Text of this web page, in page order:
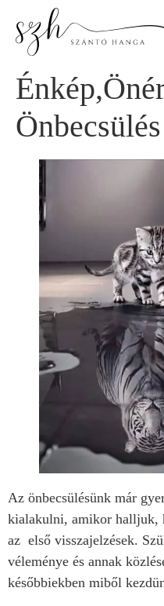
Önbecsülés
Az önbecsülésünk már
kialakulni, amikor halljuk,
az első visszajelzések.
véleménye és annak
későbbiekben miből